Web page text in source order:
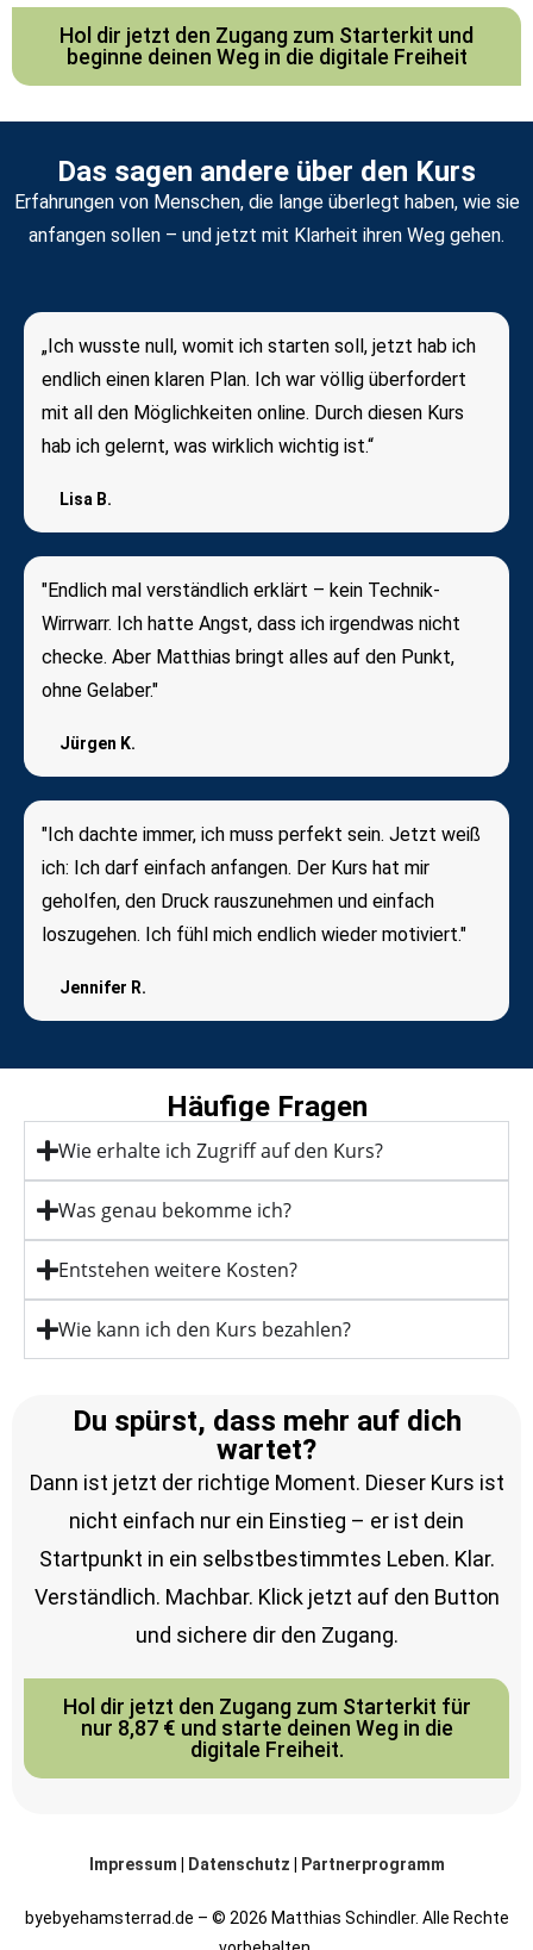
Hol dir jetzt den Zugang zum Starterkit und
beginne deinen Weg in die digitale Freiheit
Das sagen andere über den Kurs
Erfahrungen von Menschen, die lange überlegt haben, wie sie
anfangen sollen – und jetzt mit Klarheit ihren Weg gehen.
„Ich wusste null, womit ich starten soll, jetzt hab ich
endlich einen klaren Plan. Ich war völlig überfordert
mit all den Möglichkeiten online. Durch diesen Kurs
hab ich gelernt, was wirklich wichtig ist.“
Lisa B.
"Endlich mal verständlich erklärt – kein Technik-
Wirrwarr. Ich hatte Angst, dass ich irgendwas nicht
checke. Aber Matthias bringt alles auf den Punkt,
ohne Gelaber."
Jürgen K.
"Ich dachte immer, ich muss perfekt sein. Jetzt weiß
ich: Ich darf einfach anfangen. Der Kurs hat mir
geholfen, den Druck rauszunehmen und einfach
loszugehen. Ich fühl mich endlich wieder motiviert."
Jennifer R.
Häufige Fragen
Wie erhalte ich Zugriff auf den Kurs?
Was genau bekomme ich?
Entstehen weitere Kosten?
Wie kann ich den Kurs bezahlen?
Du spürst, dass mehr auf dich
wartet?
Dann ist jetzt der richtige Moment. Dieser Kurs ist
nicht einfach nur ein Einstieg – er ist dein
Startpunkt in ein selbstbestimmtes Leben. Klar.
Verständlich. Machbar. Klick jetzt auf den Button
und sichere dir den Zugang.
Hol dir jetzt den Zugang zum Starterkit für
nur 8,87 € und starte deinen Weg in die
digitale Freiheit.
Impressum Datenschutz Partnerprogramm
byebyehamsterrad.de – © 2026 Matthias Schindler. Alle Rechte